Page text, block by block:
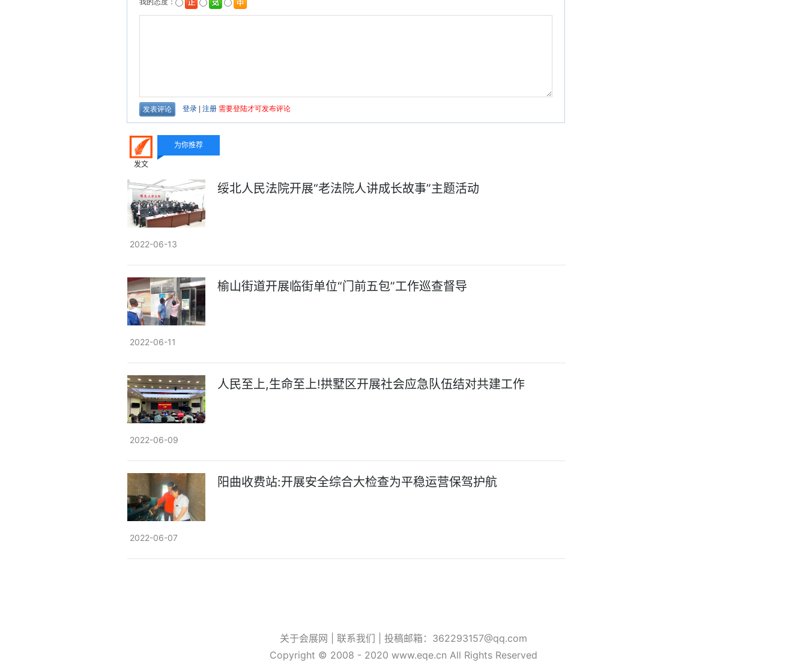
发文
为你推荐
绥北人民法院开展“老法院人讲成长故事”主题活动
2022-06-13
榆山街道开展临街单位“门前五包”工作巡查督导
2022-06-11
人民至上,生命至上!拱墅区开展社会应急队伍结对共建工作
2022-06-09
阳曲收费站:开展安全综合大检查为平稳运营保驾护航
2022-06-07
关于会展网 | 联系我们 | 投稿邮箱：362293157@qq.com
Copyright © 2008 - 2020 www.eqe.cn All Rights Reserved